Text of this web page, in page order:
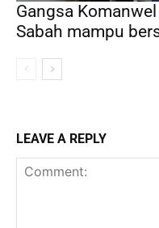
Gangsa
Sabah mampu
LEAVE A REPLY